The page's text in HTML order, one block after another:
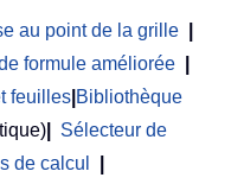
au point de la grille
formule améliorée
feuilles Bibliothèque
Sélecteur de
de calcul